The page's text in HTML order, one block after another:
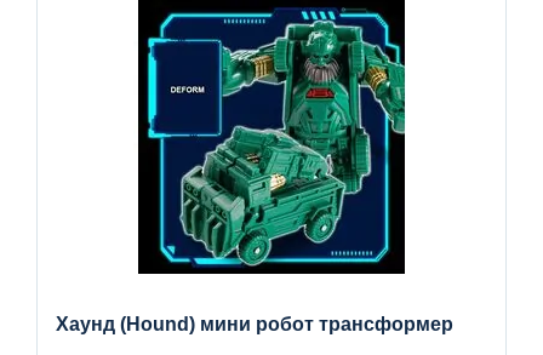
Хаунд (Hound) мини робот трансформер